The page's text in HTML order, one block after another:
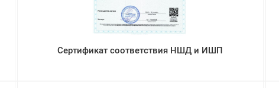
Сертификат соответствия НШД и ИШП